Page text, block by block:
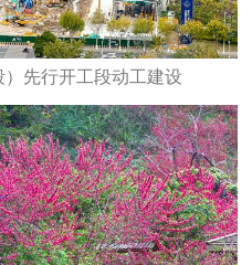
先行开工段动工建设